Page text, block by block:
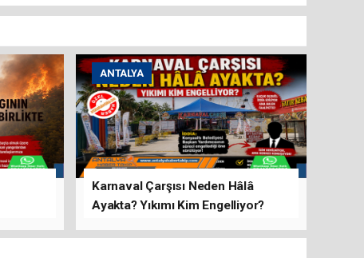
ANTALYA
Karnaval Çarşısı Neden Hâlâ
Ayakta? Yıkımı Kim Engelliyor?